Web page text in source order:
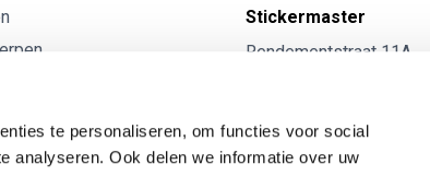
te personaliseren, om functies voor social
analyseren. Ook delen we informatie over uw
tekst
Stickermaster
Rendementstraat 11A
info@stickermaster.nl